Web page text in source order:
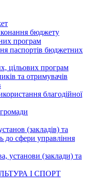
бюджету
програм
паспортів бюджетних
цільових програм
та отримувачів
благодійної
(закладів) та
до сфери управління
установи (заклади) та
І СПОРТ